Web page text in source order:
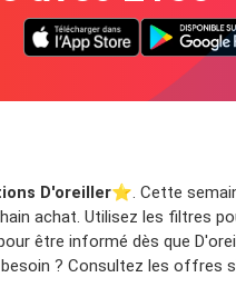
D'oreiller⭐️. Cette
achat. Utilisez les filtres
être informé dès que
? Consultez les offres